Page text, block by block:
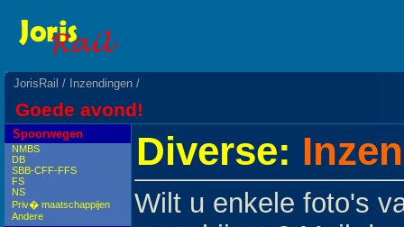
JorisRail / Inzendingen /
Goede avond!
Spoorwegen
NMBS
DB
SBB-CFF-FFS
FS
NS
Priv� maatschappijen
Andere
Diverse:
Wilt u enkele foto's